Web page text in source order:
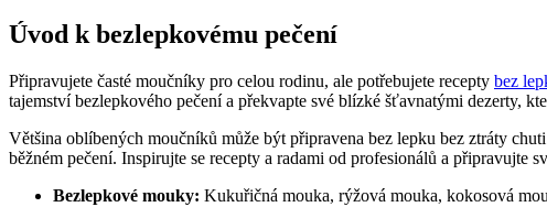
Úvod⁣ k ⁤bezlepkovému pečení
Připravujete ⁤časté moučníky pro⁢ celou ⁤rodinu, ale⁣ potřebujete ⁢recepty ‍ bez
tajemství bezlepkového pečení a⁣ překvapte své blízké šťavnatými dezerty,
Většina oblíbených⁢ moučníků může být připravena bez lepku bez​ ztráty
běžném pečení. ‌Inspirujte ‌se ​recepty ​a ‌radami ‌od profesionálů a připravujte
Bezlepkové mouky: Kukuřičná ⁤mouka, rýžová ⁣mouka, kokosová